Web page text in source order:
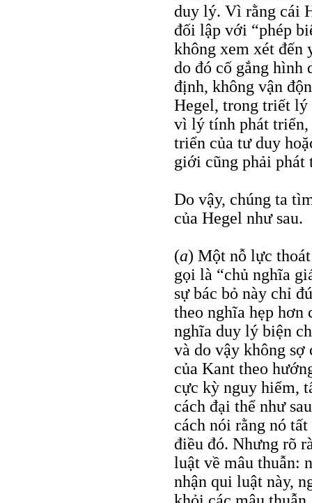
duy lý. Vì rằng cái
đối lập với “phép
không xem xét đến
do đó cố gắng hình
định, không vận
Hegel, trong triết lý
vì lý tính phát triển,
triển của tư duy
giới cũng phải phát
Do vậy, chúng ta
của Hegel như sau.
(a) Một nỗ lực
gọi là “chủ nghĩa
sự bác bỏ này chỉ
theo nghĩa hẹp hơn
nghĩa duy lý biện
và do vậy không sợ
của Kant theo
cực kỳ nguy hiểm,
cách đại thể như
cách nói rằng nó
điều đó. Nhưng rõ
luật về mâu thuẫn:
nhận qui luật này,